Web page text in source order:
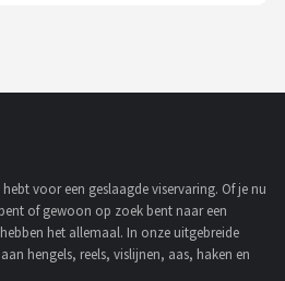
voor een geslaagde viservaring. Of je nu
of gewoon op zoek bent naar een
het allemaal. In onze uitgebreide
hengels, reels, vislijnen, aas, haken en